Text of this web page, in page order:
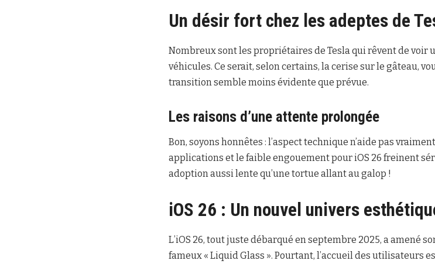
Un désir fort chez les adeptes de
Nombreux sont les propriétaires de Tesla qui rêvent de voir
véhicules. Ce serait, selon certains, la cerise sur le gâteau,
transition semble moins évidente que prévue.
Les raisons d’une attente prolongée
Bon, soyons honnêtes : l’aspect technique n’aide pas
applications et le faible engouement pour iOS 26 freinent
adoption aussi lente qu’une tortue allant au galop !
iOS 26 : Un nouvel univers
L’iOS 26, tout juste débarqué en septembre 2025, a amené
fameux « Liquid Glass ». Pourtant, l’accueil des utilisateurs